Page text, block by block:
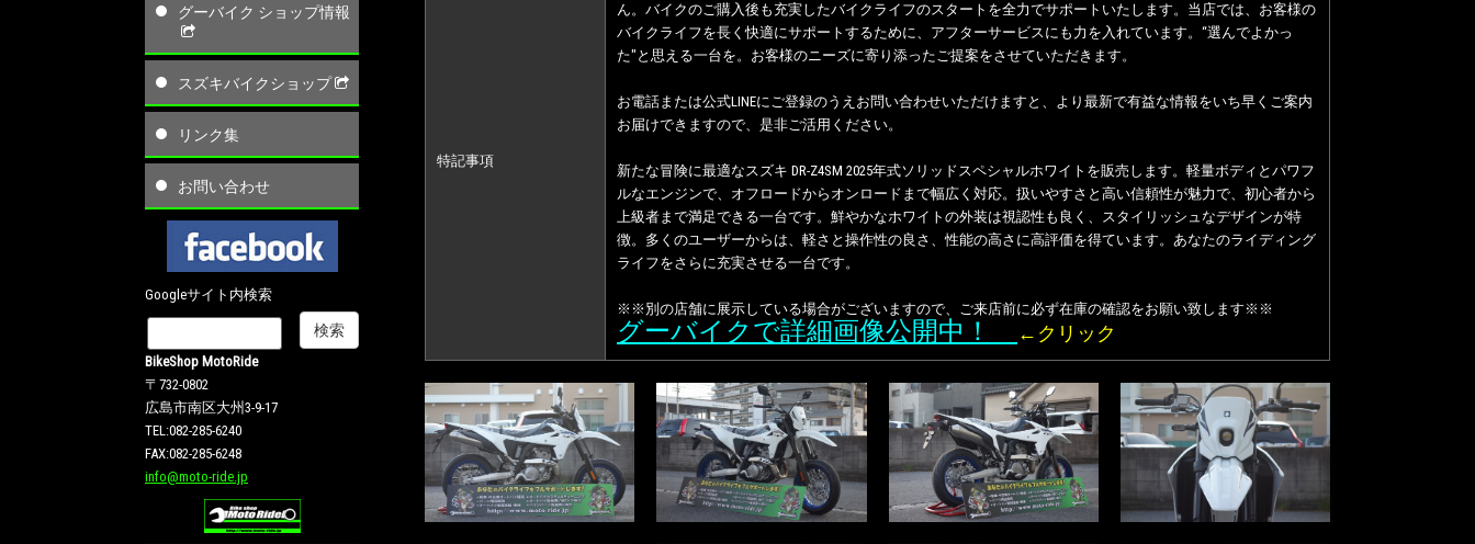
グーバイク ショップ情報
スズキバイクショップ
リンク集
お問い合わせ
Googleサイト内検索
BikeShop MotoRide
〒732-0802
広島市南区大州3-9-17
TEL:082-285-6240
FAX:082-285-6248
info@moto-ride.jp
特記事項
ん。バイクのご購入後も充実したバイクライフのスタートを全力でサポートいたします。当店では、お客様の
バイクライフを長く快適にサポートするために、アフターサービスにも力を入れています。“選んでよかっ
た"と思える一台を。お客様のニーズに寄り添ったご提案をさせていただきます。
お電話または公式LINEにご登録のうえお問い合わせいただけますと、より最新で有益な情報をいち早くご案内
お届けできますので、是非ご活用ください。
新たな冒険に最適なスズキ DR-Z4SM 2025年式ソリッドスペシャルホワイトを販売します。軽量ボディとパワフ
ルなエンジンで、オフロードからオンロードまで幅広く対応。扱いやすさと高い信頼性が魅力で、初心者から
上級者まで満足できる一台です。鮮やかなホワイトの外装は視認性も良く、スタイリッシュなデザインが特
徴。多くのユーザーからは、軽さと操作性の良さ、性能の高さに高評価を得ています。あなたのライディング
ライフをさらに充実させる一台です。
※※別の店舗に展示している場合がございますので、ご来店前に必ず在庫の確認をお願い致します※※
グーバイクで詳細画像公開中！ ←クリック